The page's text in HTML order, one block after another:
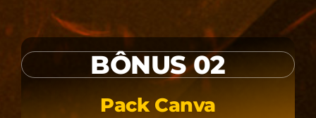
BÔNUS 02
Pack Canva